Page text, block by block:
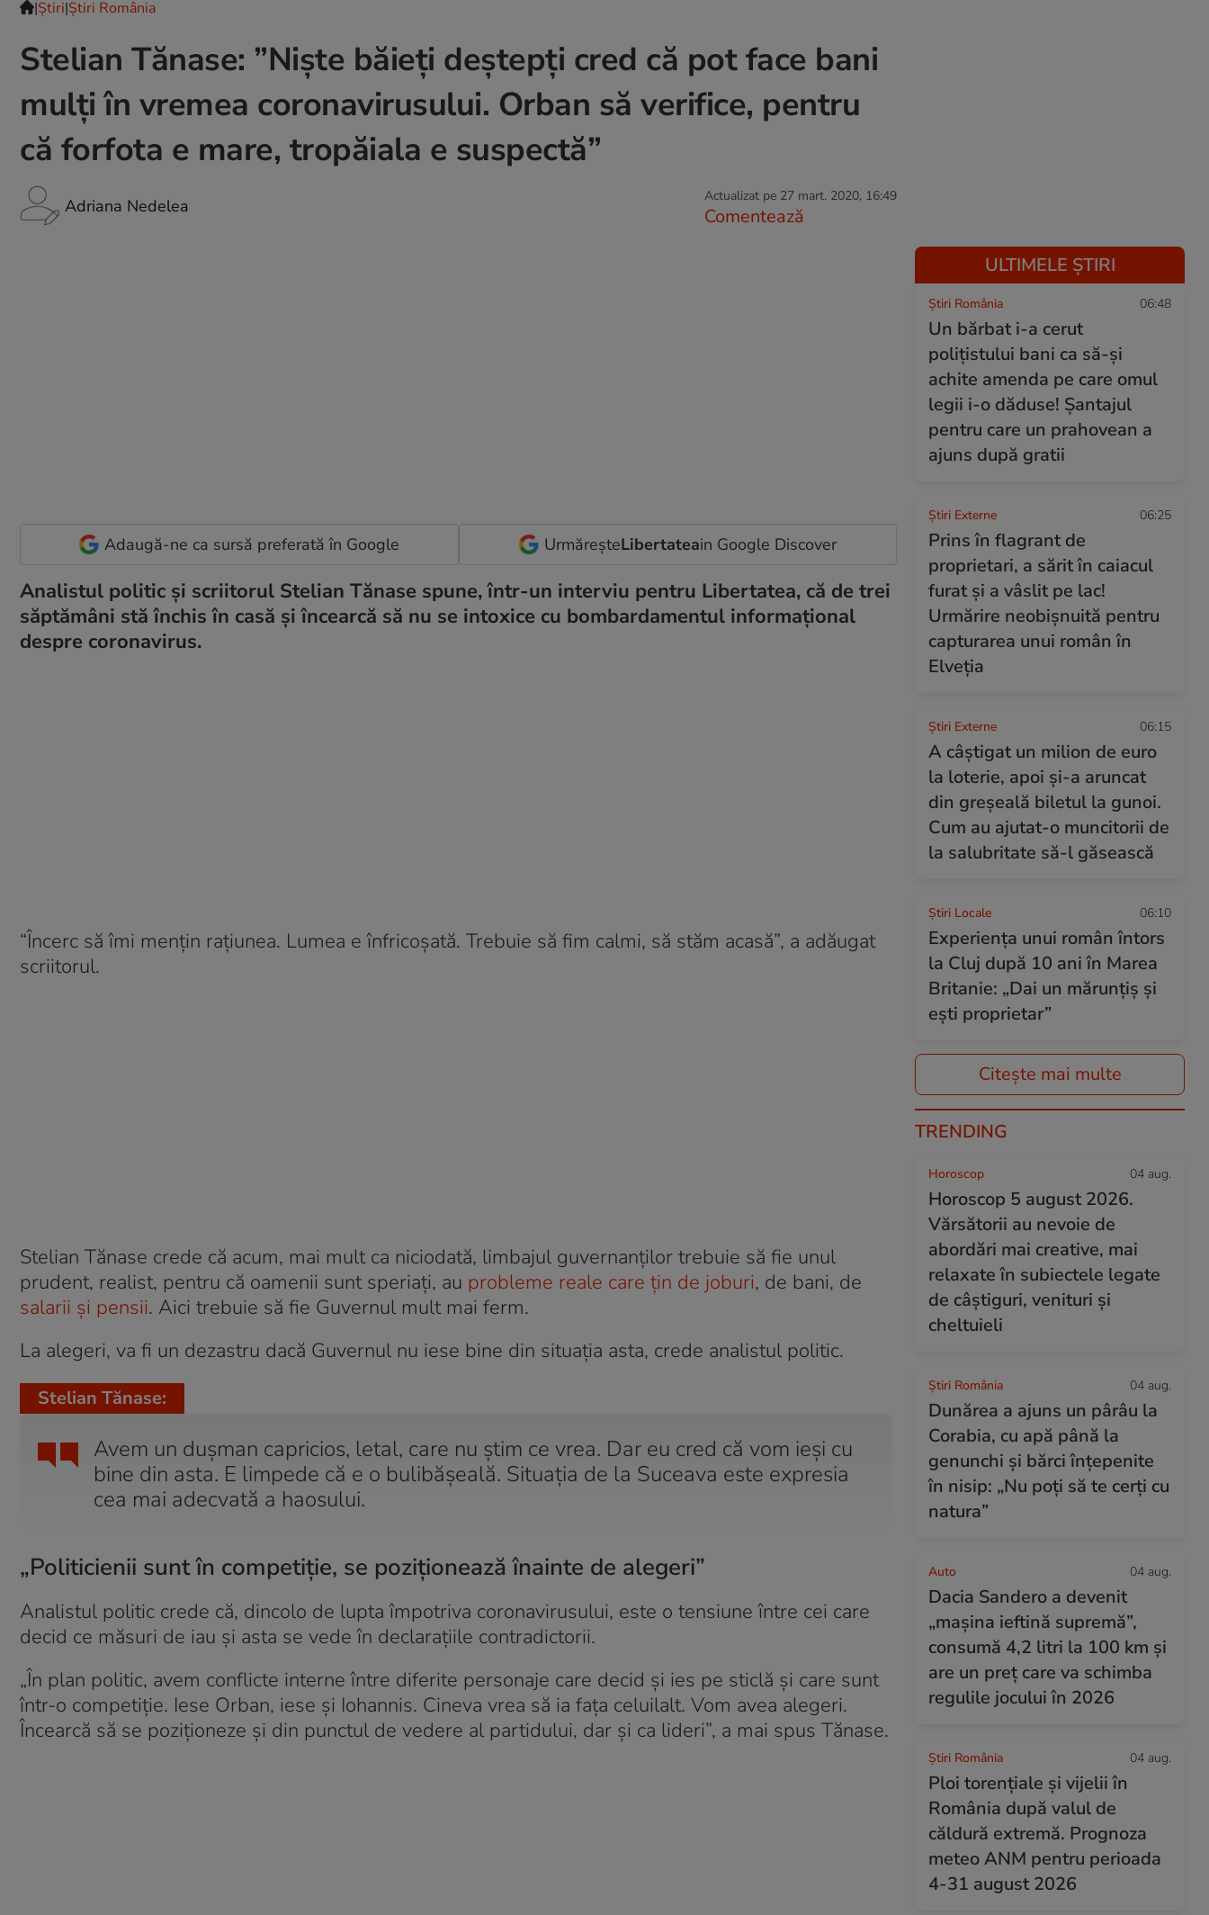
|Ştiri|Știri România
Stelian Tănase: ”Niște băieți deștepți cred că pot face bani
mulți în vremea coronavirusului. Orban să verifice, pentru
că forfota e mare, tropăiala e suspectă”
Adriana Nedelea Actualizat pe 27 mart. 2020, 16:49
Comentează
Adaugă-ne ca sursă preferată în Google UrmăreșteLibertateain Google Discover
Analistul politic și scriitorul Stelian Tănase spune, într-un interviu pentru Libertatea, că de trei
săptămâni stă închis în casă și încearcă să nu se intoxice cu bombardamentul informațional
despre coronavirus.
“Încerc să îmi mențin rațiunea. Lumea e înfricoșată. Trebuie să fim calmi, să stăm acasă”, a adăugat
scriitorul.
Stelian Tănase crede că acum, mai mult ca niciodată, limbajul guvernanților trebuie să fie unul
prudent, realist, pentru că oamenii sunt speriați, au probleme reale care țin de joburi, de bani, de
salarii și pensii. Aici trebuie să fie Guvernul mult mai ferm.
La alegeri, va fi un dezastru dacă Guvernul nu iese bine din situația asta, crede analistul politic.
Avem un dușman capricios, letal, care nu știm ce vrea. Dar eu cred că vom ieși cu
bine din asta. E limpede că e o bulibășeală. Situația de la Suceava este expresia
cea mai adecvată a haosului.
Stelian Tănase:
„Politicienii sunt în competiție, se poziționează înainte de alegeri”
Analistul politic crede că, dincolo de lupta împotriva coronavirusului, este o tensiune între cei care
decid ce măsuri de iau și asta se vede în declarațiile contradictorii.
„În plan politic, avem conflicte interne între diferite personaje care decid și ies pe sticlă și care sunt
într-o competiție. Iese Orban, iese și Iohannis. Cineva vrea să ia fața celuilalt. Vom avea alegeri.
Încearcă să se poziționeze și din punctul de vedere al partidului, dar și ca lideri”, a mai spus Tănase.
ULTIMELE ȘTIRI
Știri România 06:48
Un bărbat i-a cerut
polițistului bani ca să-și
achite amenda pe care omul
legii i-o dăduse! Șantajul
pentru care un prahovean a
ajuns după gratii
Știri Externe 06:25
Prins în flagrant de
proprietari, a sărit în caiacul
furat și a vâslit pe lac!
Urmărire neobișnuită pentru
capturarea unui român în
Elveția
Știri Externe 06:15
A câștigat un milion de euro
la loterie, apoi și-a aruncat
din greșeală biletul la gunoi.
Cum au ajutat-o muncitorii de
la salubritate să-l găsească
Știri Locale 06:10
Experiența unui român întors
la Cluj după 10 ani în Marea
Britanie: „Dai un mărunțiș și
ești proprietar”
Citește mai multe
TRENDING
Horoscop 04 aug.
Horoscop 5 august 2026.
Vărsătorii au nevoie de
abordări mai creative, mai
relaxate în subiectele legate
de câștiguri, venituri și
cheltuieli
Știri România 04 aug.
Dunărea a ajuns un pârâu la
Corabia, cu apă până la
genunchi și bărci înțepenite
în nisip: „Nu poți să te cerți cu
natura”
Auto 04 aug.
Dacia Sandero a devenit
„mașina ieftină supremă”,
consumă 4,2 litri la 100 km și
are un preț care va schimba
regulile jocului în 2026
Știri România 04 aug.
Ploi torențiale și vijelii în
România după valul de
căldură extremă. Prognoza
meteo ANM pentru perioada
4-31 august 2026